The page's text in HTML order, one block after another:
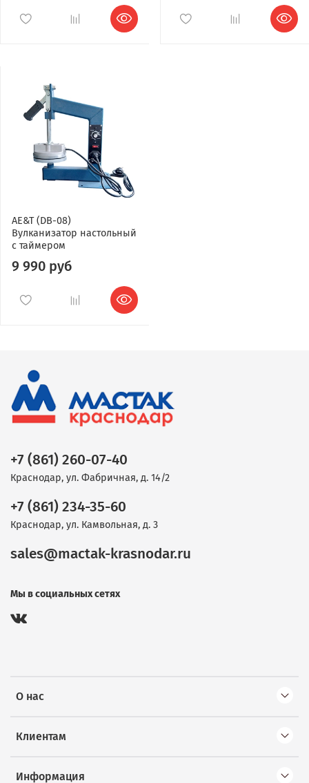
AE&T (DB-08)
Вулканизатор настольный
с таймером
9 990 руб
О нас
Клиентам
Информация
+7 (861) 260-07-40
Краснодар, ул. Фабричная, д. 14/2
+7 (861) 234-35-60
Краснодар, ул. Камвольная, д. 3
sales@mactak-krasnodar.ru
Мы в социальных сетях